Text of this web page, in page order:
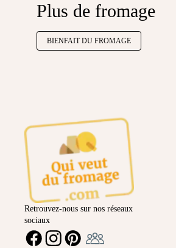
Plus de fromage
BIENFAIT DU FROMAGE
Retrouvez-nous sur nos réseaux
sociaux
FACEBOOKINSTAGRAMPINTEREST